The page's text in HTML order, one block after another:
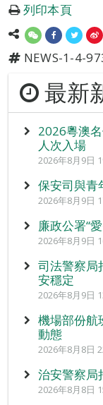
列印本頁
NEWS-1-4-
最新
2026粵澳
人次入場
2026年8月9日
保安司與青
2026年8月9日
廉政公署“
2026年8月9日
司法警察局
安穩定
2026年8月9日
機場部份航
動態
2026年8月8日
治安警察局
2026年8月8日